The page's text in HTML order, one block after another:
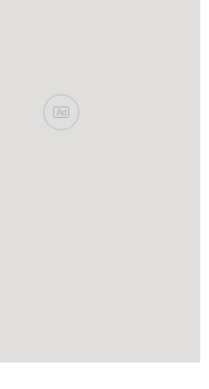
Ad